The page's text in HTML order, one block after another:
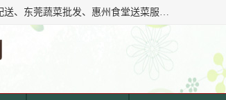
东莞市惠企膳食管理服务有限公司专注东莞深圳工厂饭堂承包、惠州食堂承包、深圳蔬菜配送、东莞蔬菜批发、惠州食堂送菜服务等综合性膳食服务公司。经营范围覆盖东城寮,主营产品: 东莞蔬菜配送公司,深圳饭堂承包公司,惠州饭堂承包公司,东莞饭堂承包公司,深圳蔬菜配送公司,厚街蔬菜配送公司,东莞食堂承包公司,东莞食材.